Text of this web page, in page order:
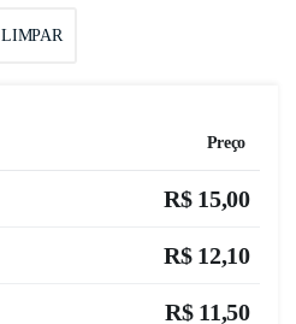
LIMPAR
Preço
R$15,00
R$12,10
R$11,50